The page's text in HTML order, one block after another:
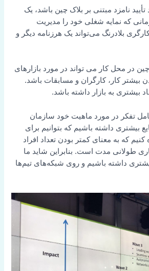
نامزد مبتنی بر بلاک چین باشد، یک
که نمایه شغلی خود را مدیریت
بلادرنگ می‌تواند یک هرزنامه دیگر و
در محل کار می تواند در مورد بازارهای
بیشتر کار، کارگران و مسابقات باشد.
بیشتری به بازار داشته باشد.
تفکر در مورد ماهیت خود سازمان
بیشتری داشته باشیم که بتوانیم برای
کنیم که به معنای کمتر بودن تعداد افراد
طولانی مدت است. بنابراین شاید ما
داشته باشیم و روی شبکه‌های تیم‌ها